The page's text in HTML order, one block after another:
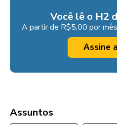
Você lê o H2
A partir de R$5,00 por
Assine
Assuntos